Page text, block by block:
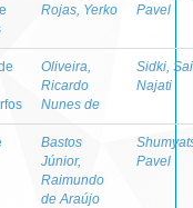
Rojas, Yerko
Pavel
Oliveira,
Ricardo
Nunes de
Sidki,
Najati
Bastos
Júnior,
Raimundo
de Araújo
Pavel